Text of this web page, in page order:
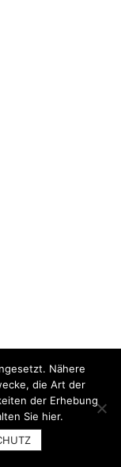
Nähere
die Art der
der Erhebung
Sie hier.